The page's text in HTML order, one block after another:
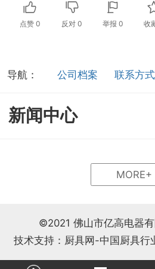
点赞0 反对 0 举报 0 收
导航： 公司档案 联系方式
新闻中心
MORE+
©2021 佛山市亿高电器
技术支持：厨具网-中国厨具行